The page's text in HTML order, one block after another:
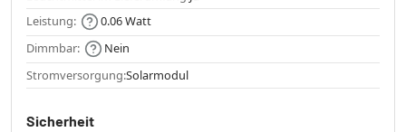
Leistung:
0.06 Watt
Dimmbar:
Nein
Stromversorgung:Solarmodul
Sicherheit